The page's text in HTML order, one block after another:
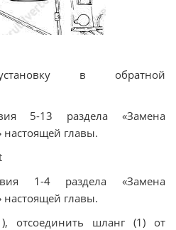
в обратной
5-13 раздела «Замена
главы.
1-4 раздела «Замена
главы.
отсоединить шланг (1) от